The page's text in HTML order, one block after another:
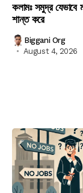
কলামঃ সমুদ্র যেভাবে
শান্ত করে
Biggani Org
August 4, 2026